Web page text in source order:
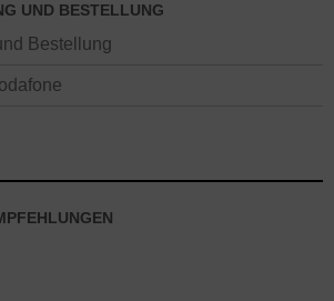
UND BESTELLUNG
Bestellung